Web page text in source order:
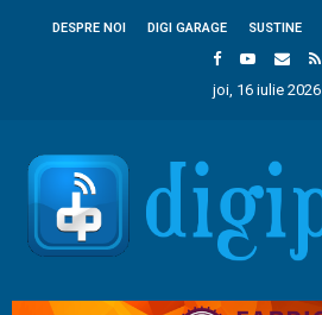
DESPRE NOI DIGI GARAGE SUSTINE
joi, 16 iulie 2026